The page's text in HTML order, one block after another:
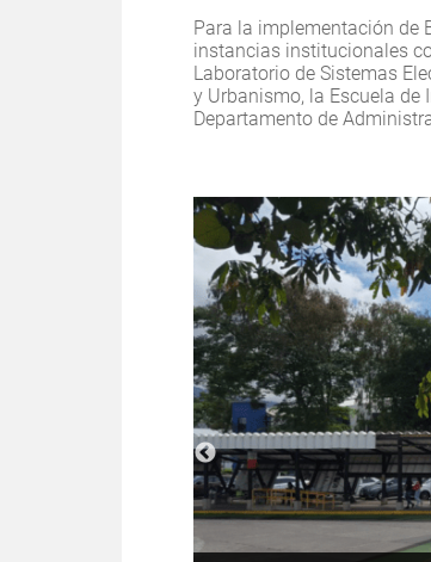
Para la implementación de
instancias institucionales
Laboratorio de Sistemas
y Urbanismo, la Escuela de
Departamento de